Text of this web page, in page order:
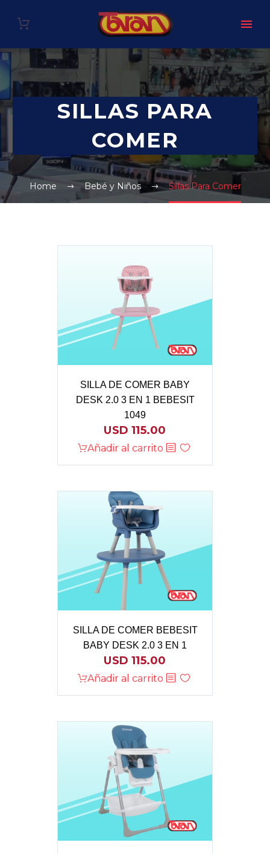
SILLAS PARA
COMER
Home Bebé y Niños Sillas Para Comer
SILLA DE COMER BABY
DESK 2.0 3 EN 1 BEBESIT
1049
USD115.00
Añadir al carrito
SILLA DE COMER BEBESIT
BABY DESK 2.0 3 EN 1
USD115.00
Añadir al carrito